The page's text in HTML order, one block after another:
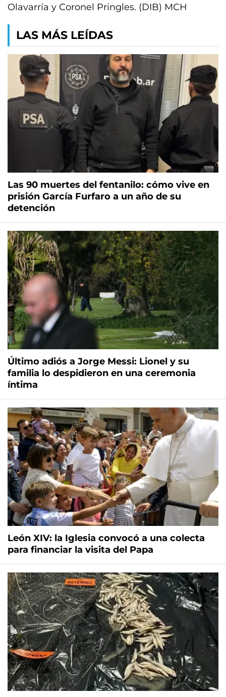
Olavarría y Coronel Pringles. (DIB) MCH
LAS MÁS LEÍDAS
Las 90 muertes del fentanilo: cómo vive en
prisión García Furfaro a un año de su
detención
Último adiós a Jorge Messi: Lionel y su
familia lo despidieron en una ceremonia
íntima
León XIV: la Iglesia convocó a una colecta
para financiar la visita del Papa